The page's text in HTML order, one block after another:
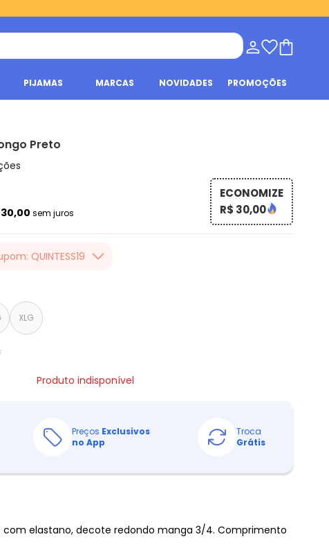
PIJAMAS MARCAS NOVIDADES PROMOÇÕES
Preto
30,00 sem juros
ECONOMIZE
R$ 30,00
QUINTESS19
valor, usando o
para toda loja Quintess,
XLG
Produto indisponível
Preços Exclusivos
no App
Troca
Grátis
com elastano, decote redondo manga 3/4. Comprimento